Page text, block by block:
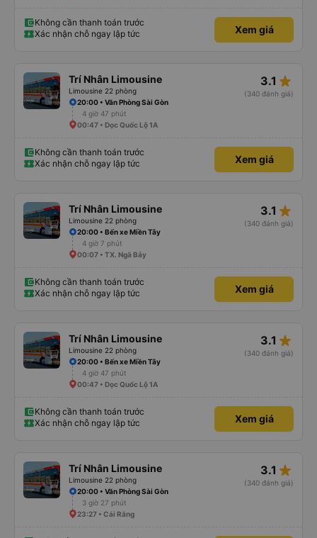
Không cần thanh toán trước
Xác nhận chỗ ngay lập tức
Xem giá
Trí Nhân Limousine
Limousine 22 phòng
3.1 star_rate
(340 đánh giá)
20:00 • Văn Phòng Sài Gòn
4 giờ 47 phút
00:47 • Dọc Quốc Lộ 1A
Không cần thanh toán trước
Xác nhận chỗ ngay lập tức
Xem giá
Trí Nhân Limousine
Limousine 22 phòng
3.1 star_rate
(340 đánh giá)
20:00 • Bến xe Miền Tây
4 giờ 7 phút
00:07 • TX. Ngã Bảy
Không cần thanh toán trước
Xác nhận chỗ ngay lập tức
Xem giá
Trí Nhân Limousine
Limousine 22 phòng
3.1 star_rate
(340 đánh giá)
20:00 • Bến xe Miền Tây
4 giờ 47 phút
00:47 • Dọc Quốc Lộ 1A
Không cần thanh toán trước
Xác nhận chỗ ngay lập tức
Xem giá
Trí Nhân Limousine
Limousine 22 phòng
3.1 star_rate
(340 đánh giá)
20:00 • Văn Phòng Sài Gòn
3 giờ 27 phút
23:27 • Cái Răng